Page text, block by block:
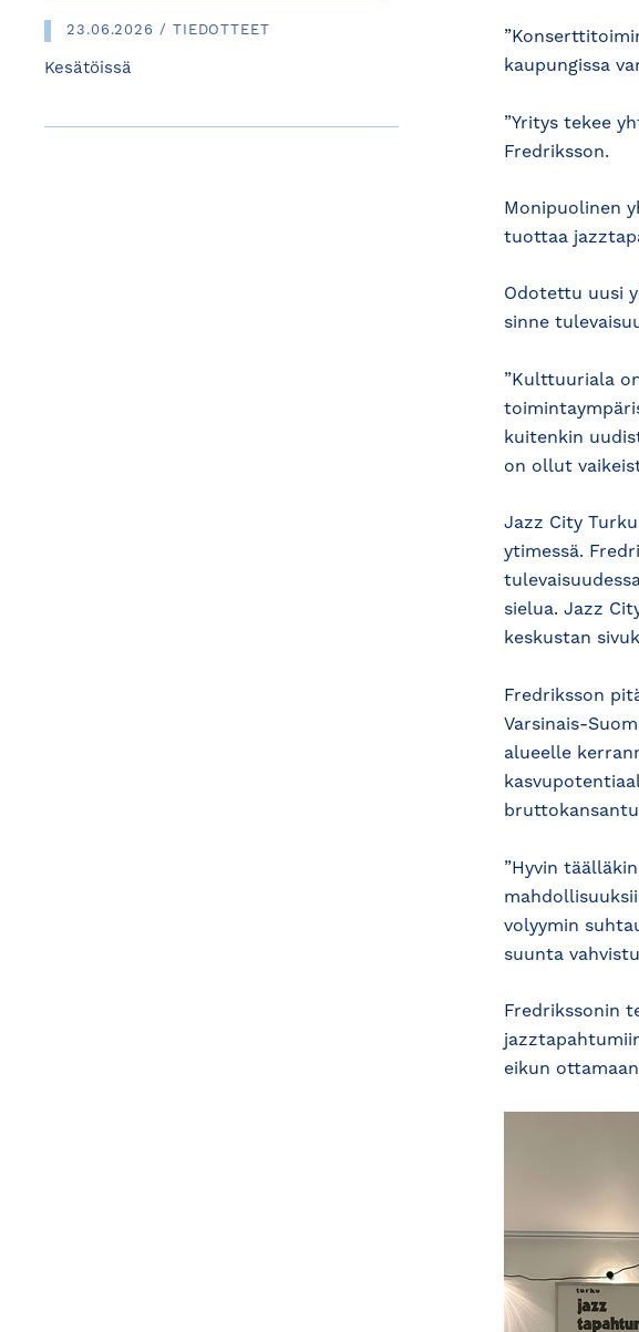
23.06.2026 / TIEDOTTEET
Kesätöissä
kaupungissa
”Yritys tekee
Fredriksson.
Monipuolinen
tuottaa
Odotettu uusi
sinne
”Kulttuuriala
kuitenkin
on ollut
Jazz City
ytimessä.
sielua. Jazz
keskustan
Fredriksson
Varsinais-
alueelle
”Hyvin
volyymin
suunta
Fredrikssonin
eikun